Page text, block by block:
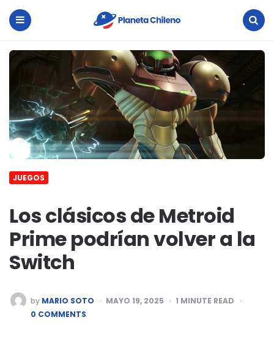
Planeta
Chileno
JUEGOS
Los clásicos de Metroid
Prime podrían volver a la
Switch
POSTED
BY
by MARIO SOTO MAYO 19, 2025 1 MINUTE READ
0 COMMENTS